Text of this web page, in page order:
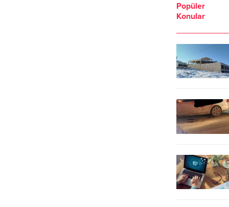
Popüler
Konular